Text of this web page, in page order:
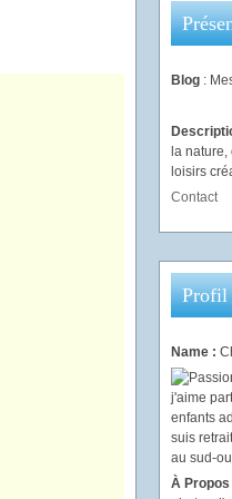
Blog :
la
loisirs
Contact
Profil
Name :
À